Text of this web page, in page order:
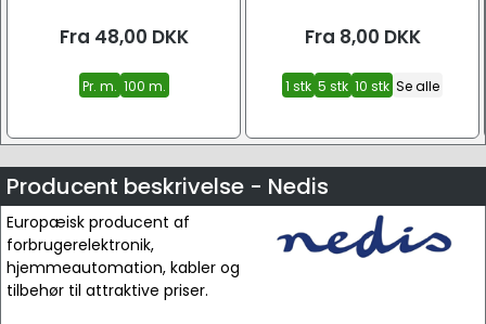
Fra 48,00 DKK
Pr. m. 100 m.
Fra 8,00 DKK
1 stk 5 stk 10 stk Se alle
Producent beskrivelse - Nedis
Europæisk producent af
forbrugerelektronik,
hjemmeautomation, kabler og
tilbehør til attraktive priser.